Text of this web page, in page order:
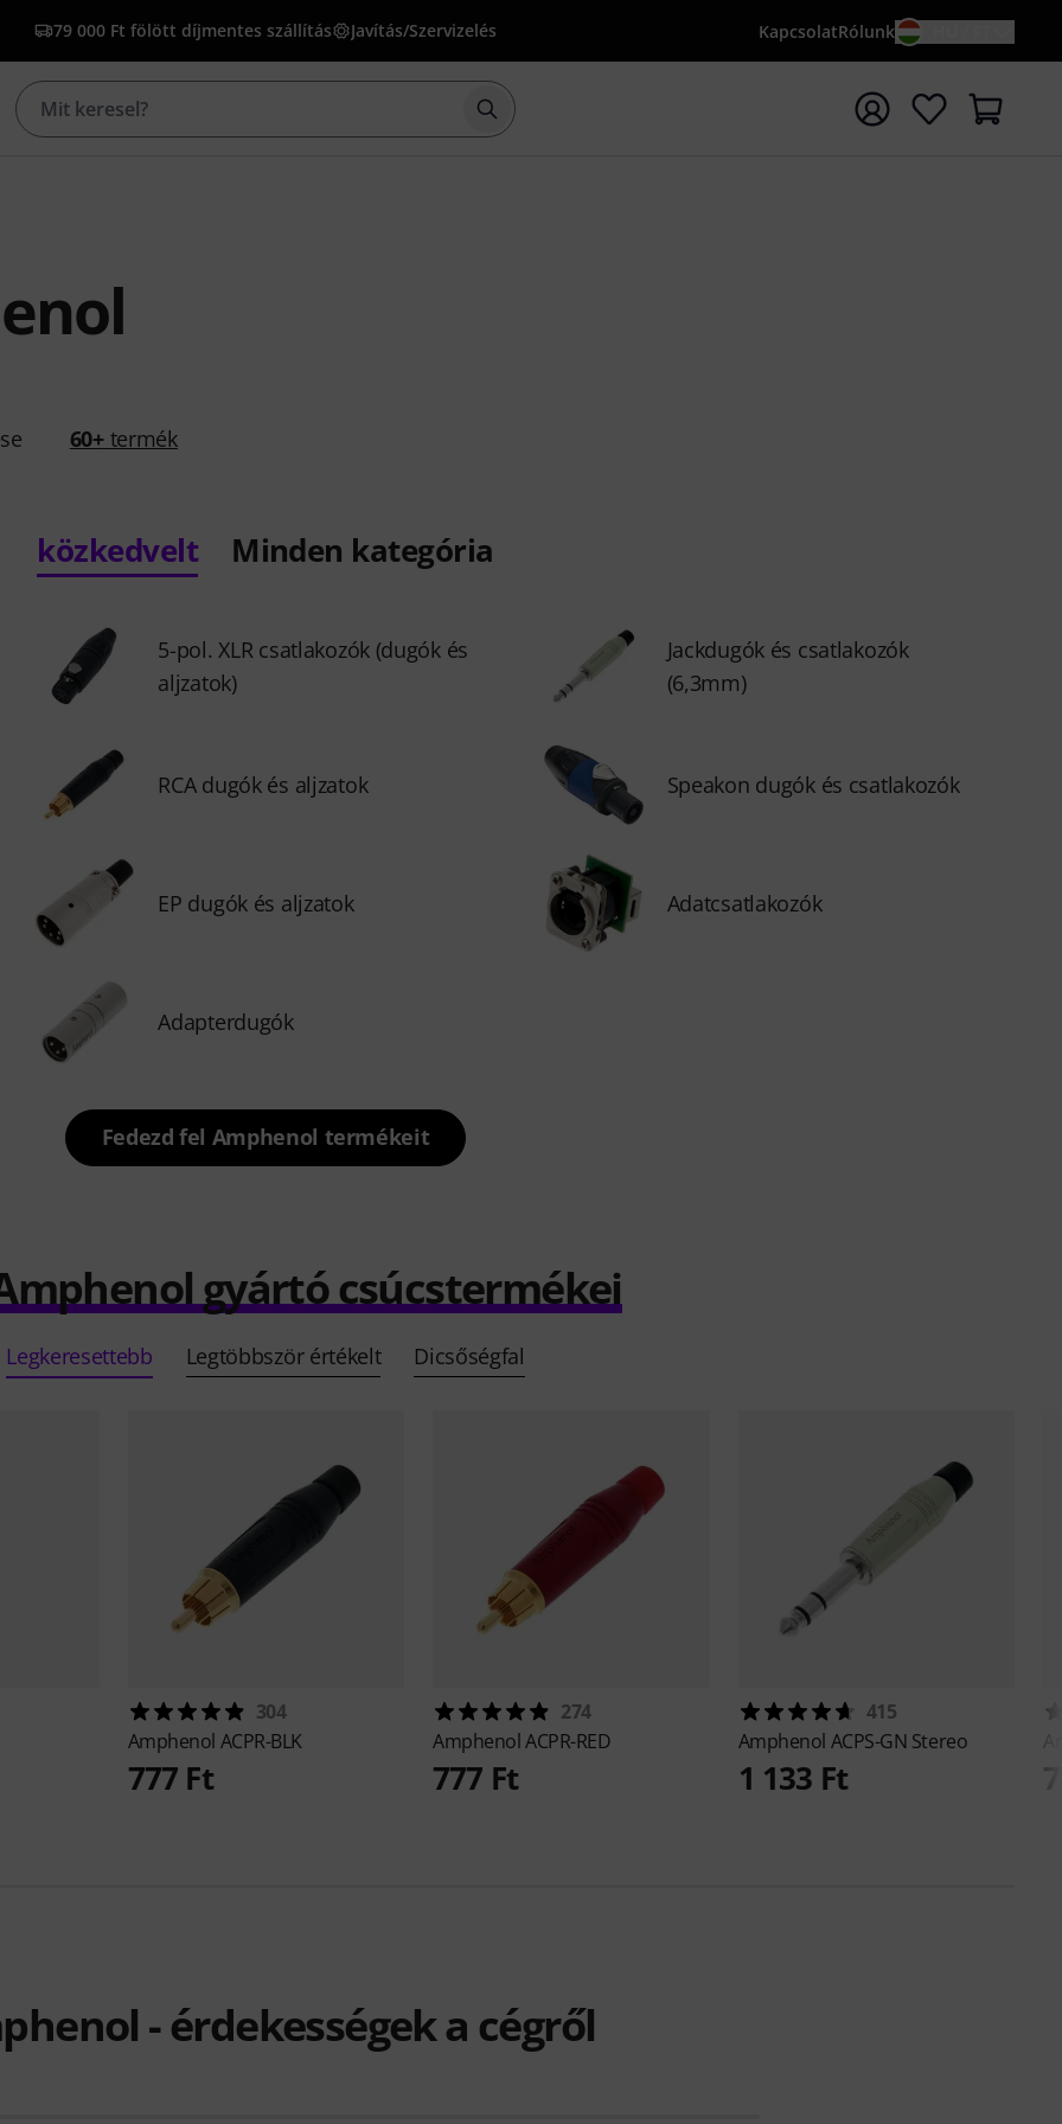
79 000 Ft fölött díjmentes szállítás Javítás/Szervizelés KapcsolatRólunk
Keresés indítása {searchTerm} keresőszóval
60+termék
közkedvelt Minden kategória
5-pol. XLR csatlakozók (dugók és
aljzatok)
Jackdugók és csatlakozók
(6,3mm)
RCA dugók és aljzatok Speakon dugók és csatlakozók
EP dugók és aljzatok Adatcsatlakozók
Adapterdugók
Fedezd fel Amphenol termékeit
gyártó csúcstermékei
Legkeresettebb Legtöbbször értékelt Dicsőségfal
304
Amphenol ACPR-BLK
777 Ft
274
AmphenolACPR-RED
777 Ft
415
Amphenol ACPS-GN Stereo
1 133 Ft
- érdekességek a cégről